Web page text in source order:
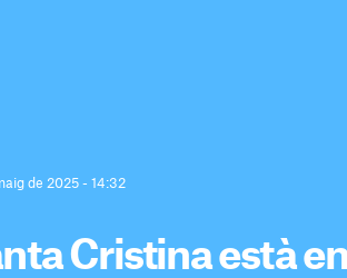
de 2025 - 14:32
Cristina està